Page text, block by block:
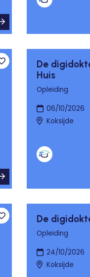
Toevoegen aan
De
Huis
Opleiding
06/10/2026
Koksijde
Toevoegen aan
De
Opleiding
24/10/2026
Koksijde